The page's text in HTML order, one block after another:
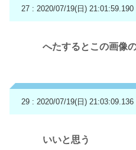
27 : 2020/07/19(日) 21:01:59.190
へたするとこの画像
29 : 2020/07/19(日) 21:03:09.136
いいと思う